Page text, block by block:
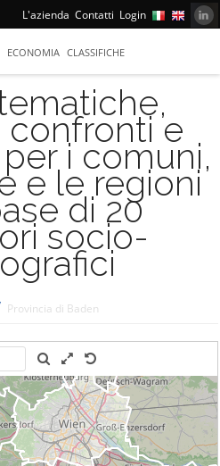
L'azienda Contatti Login
ECONOMIA CLASSIFICHE
confronti e
i comuni,
e le regioni
di 20
socio-
Provincia di Baden